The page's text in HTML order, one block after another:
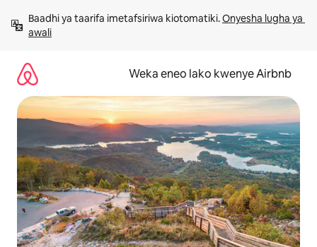
kwenda
kwenye
Baadhi ya taarifa imetafsiriwa kiotomatiki. Onyesha lugha ya
awali
Weka eneo lako kwenye Airbnb